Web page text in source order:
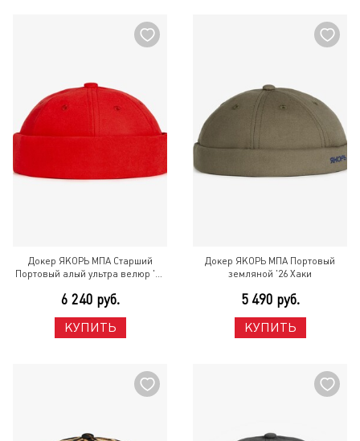
Докер ЯКОРЬ МПА Старший
Портовый алый ультра велюр '26
6 240 руб.
КУПИТЬ
Докер ЯКОРЬ МПА Портовый
земляной '26 Хаки
5 490 руб.
КУПИТЬ